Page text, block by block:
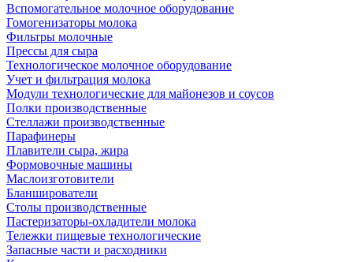
Вспомогательное молочное оборудование
Гомогенизаторы молока
Фильтры молочные
Прессы для сыра
Технологическое молочное оборудование
Учет и фильтрация молока
Модули технологические для майонезов и соусов
Полки производственные
Стеллажи производственные
Парафинеры
Плавители сыра, жира
Формовочные машины
Маслоизготовители
Бланширователи
Столы производственные
Пастеризаторы-охладители молока
Тележки пищевые технологические
Запасные части и расходники